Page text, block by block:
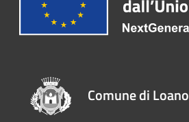
Comune di Loano